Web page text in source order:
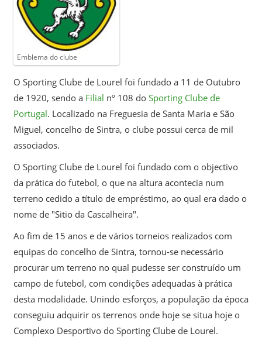
Emblema do clube
O Sporting Clube de Lourel foi fundado a 11 de Outubro
de 1920, sendo a Filial nº 108 do Sporting Clube de
Portugal. Localizado na Freguesia de Santa Maria e São
Miguel, concelho de Sintra, o clube possui cerca de mil
associados.
O Sporting Clube de Lourel foi fundado com o objectivo
da prática do futebol, o que na altura acontecia num
terreno cedido a título de empréstimo, ao qual era dado o
nome de "Sitio da Cascalheira".
Ao fim de 15 anos e de vários torneios realizados com
equipas do concelho de Sintra, tornou-se necessário
procurar um terreno no qual pudesse ser construído um
campo de futebol, com condições adequadas à prática
desta modalidade. Unindo esforços, a população da época
conseguiu adquirir os terrenos onde hoje se situa hoje o
Complexo Desportivo do Sporting Clube de Lourel.